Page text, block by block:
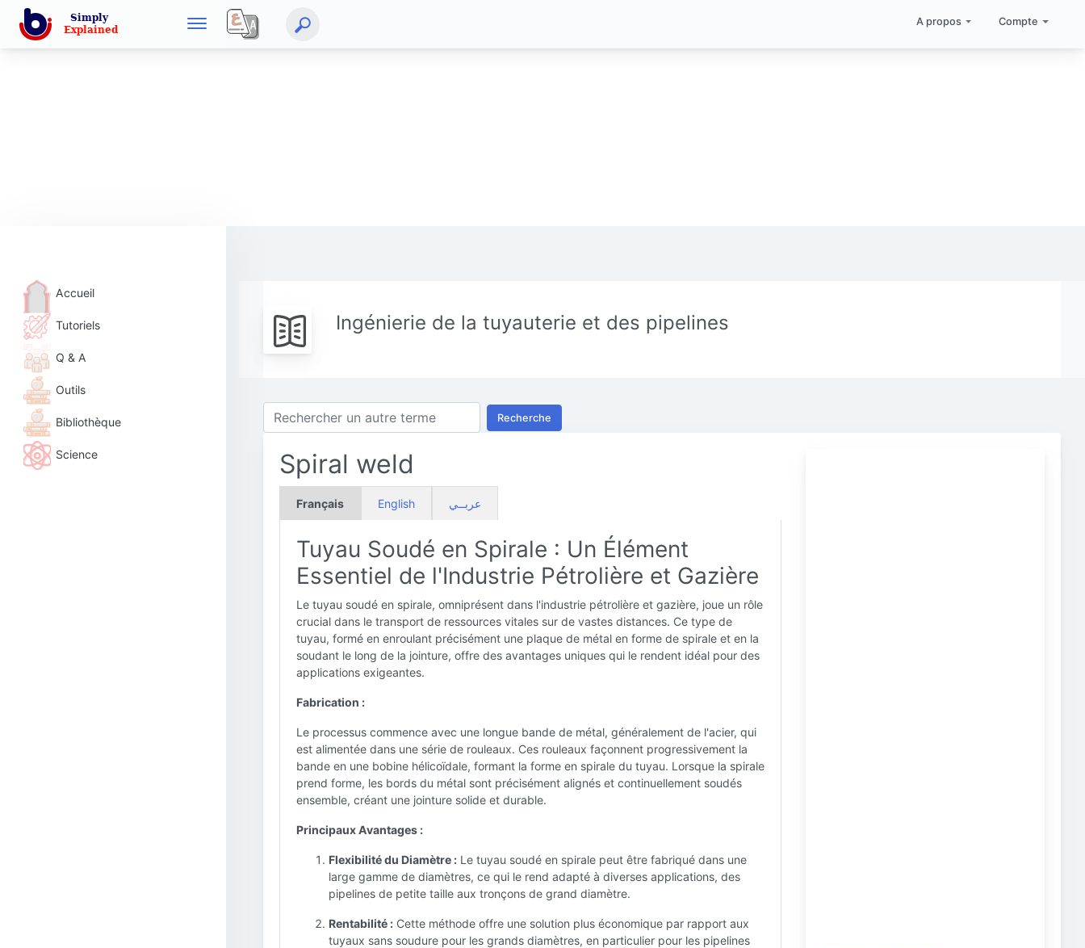
A propos Compte
Accueil
Tutoriels
Q & A
Outils
Bibliothèque
Science
Ingénierie de la tuyauterie et des pipelines
Recherche
Spiral weld
Français English عربــي
Tuyau Soudé en Spirale : Un Élément
Essentiel de l'Industrie Pétrolière et Gazière
Le tuyau soudé en spirale, omniprésent dans l'industrie pétrolière et gazière, joue un rôle
crucial dans le transport de ressources vitales sur de vastes distances. Ce type de
tuyau, formé en enroulant précisément une plaque de métal en forme de spirale et en la
soudant le long de la jointure, offre des avantages uniques qui le rendent idéal pour des
applications exigeantes.
Fabrication :
Le processus commence avec une longue bande de métal, généralement de l'acier, qui
est alimentée dans une série de rouleaux. Ces rouleaux façonnent progressivement la
bande en une bobine hélicoïdale, formant la forme en spirale du tuyau. Lorsque la spirale
prend forme, les bords du métal sont précisément alignés et continuellement soudés
ensemble, créant une jointure solide et durable.
Principaux Avantages :
Flexibilité du Diamètre : Le tuyau soudé en spirale peut être fabriqué dans une
large gamme de diamètres, ce qui le rend adapté à diverses applications, des
pipelines de petite taille aux tronçons de grand diamètre.
Rentabilité : Cette méthode offre une solution plus économique par rapport aux
tuyaux sans soudure pour les grands diamètres, en particulier pour les pipelines